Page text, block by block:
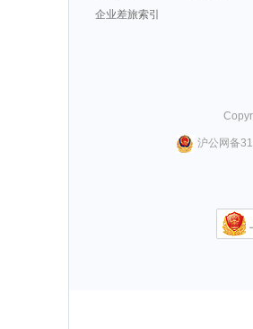
企业差旅索引
沪公网备